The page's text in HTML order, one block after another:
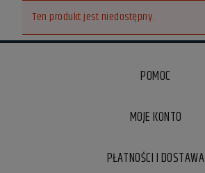
Ten produkt jest niedostępny.
POMOC
MOJE KONTO
PŁATNOŚCI I DOSTAWA